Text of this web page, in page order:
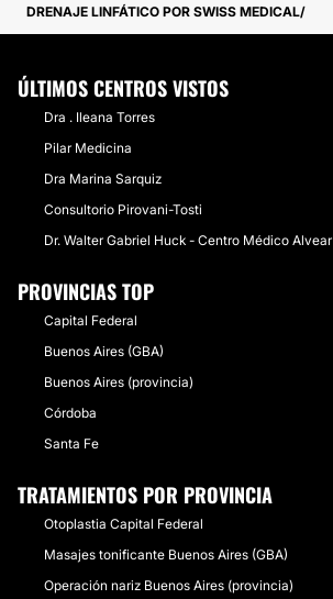
DRENAJE LINFÁTICO POR SWISS MEDICAL
ÚLTIMOS CENTROS VISTOS
Dra . Ileana Torres
Pilar Medicina
Dra Marina Sarquiz
Consultorio Pirovani-Tosti
Dr. Walter Gabriel Huck - Centro Médico Alvear
PROVINCIAS TOP
Capital Federal
Buenos Aires (GBA)
Buenos Aires (provincia)
Córdoba
Santa Fe
TRATAMIENTOS POR PROVINCIA
Otoplastia Capital Federal
Masajes tonificante Buenos Aires (GBA)
Operación nariz Buenos Aires (provincia)